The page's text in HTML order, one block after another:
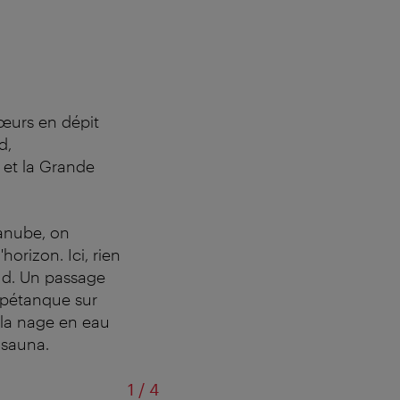
en dépit
la Grande
on
Ici, rien
Un passage
sur
nage en eau
1 /sur
4